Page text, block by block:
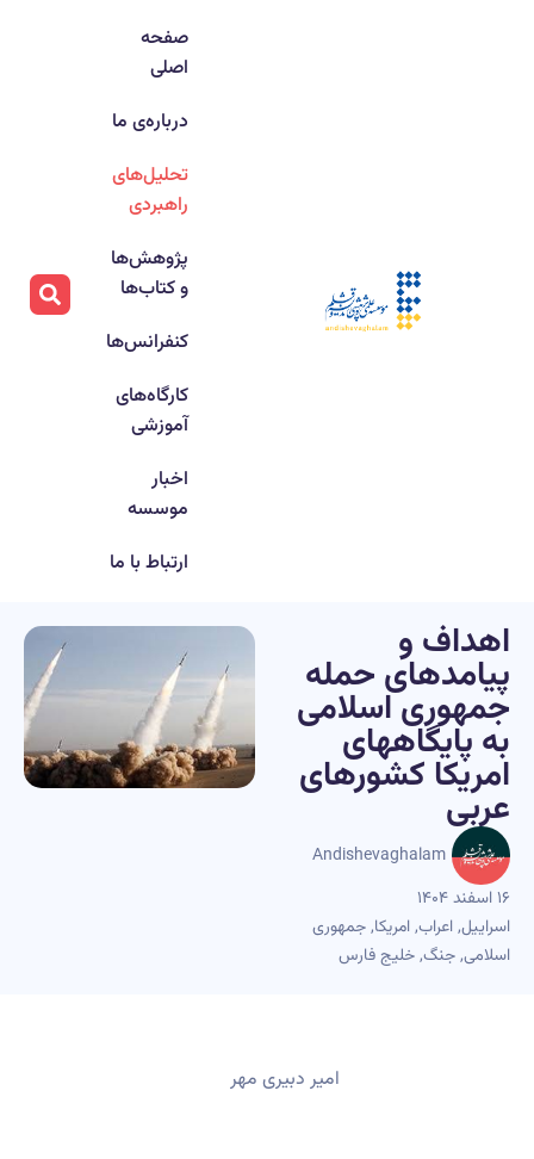
صفحه
اصلی
درباره‌ی ما
تحلیل‌های
راهبردی
پژوهش‌ها
و کتاب‌ها
کنفرانس‌ها
کارگاه‌های
آموزشی
اخبار
موسسه
ارتباط با ما
اهداف و
پیامدهای حمله
جمهوری اسلامی
به پایگاههای
امریکا کشورهای
عربی
Andishevaghalam
۱۶ اسفند ۱۴۰۴
اسراییل,اعراب,امریکا,جمهوری
اسلامی,جنگ,خلیج فارس
امیر دبیری مهر